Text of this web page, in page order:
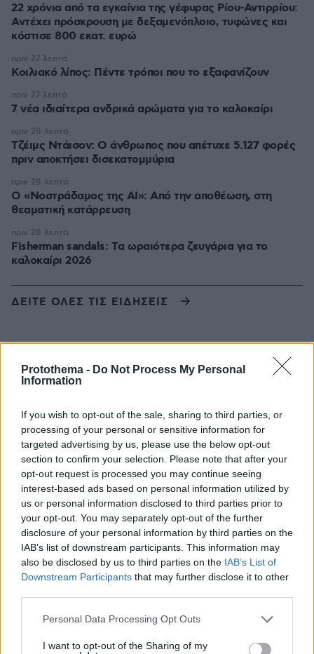
Protothema - Do Not Process My Personal
Information
If you wish to opt-out of the sale, sharing to third parties, or
processing of your personal or sensitive information for
targeted advertising by us, please use the below opt-out
section to confirm your selection. Please note that after your
opt-out request is processed you may continue seeing
interest-based ads based on personal information utilized by
us or personal information disclosed to third parties prior to
your opt-out. You may separately opt-out of the further
disclosure of your personal information by third parties on the
IAB’s list of downstream participants. This information may
also be disclosed by us to third parties on the IAB’s List of
Downstream Participants that may further disclose it to other
Please note that this website/app uses one or more Google
not limited to your visit or usage behaviour. You may click to
Personal Data Processing Opt Outs
I want to opt-out of the Sharing of my
22 χρόνια από τα εγκαίνια της γέφυρας Ρίου-Αντιρρίου:
Αντέχει πρόσκρουση με δεξαμενόπλοιο, τυφώνες και
κόστισε 800 εκατ. ευρώ
Κοιλιακό λίπος: Πέντε τρόποι που το εξαφανίζουν
πριν 27 λεπτά
7 νέα ιδιαίτερα ανδρικά αρώματα για το καλοκαίρι
πριν 27 λεπτά
Τζέιμς Ντάισον: Ο άνθρωπος που απέτυχε 5.127 φορές
πριν αποκτήσει δισεκατομμύρια
πριν 28 λεπτά
Ο «Νοστράδαμος της AI»: Από την αποθέωση, στη
θεαματική κατάρρευση
πριν 28 λεπτά
Fisherman sandals: Tα ωραιότερα ζευγάρια για το
καλοκαίρι 2026
πριν 28 λεπτά
ΔΕΙΤΕ ΟΛΕΣ ΤΙΣ ΕΙΔΗΣΕΙΣ
ΤΑ ΠΙΟ ΔΗΜΟΦΙΛΗ